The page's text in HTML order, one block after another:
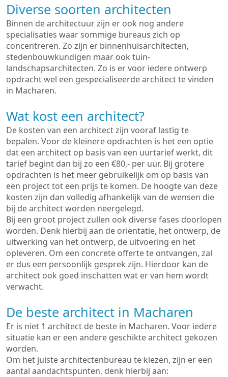
Diverse soorten architecten
Binnen de architectuur zijn er ook nog andere
specialisaties waar sommige bureaus zich op
concentreren. Zo zijn er binnenhuisarchitecten,
stedenbouwkundigen maar ook tuin-
landschapsarchitecten. Zo is er voor iedere ontwerp
opdracht wel een gespecialiseerde architect te vinden
in Macharen.
Wat kost een architect?
De kosten van een architect zijn vooraf lastig te
bepalen. Voor de kleinere opdrachten is het een optie
dat een architect op basis van een uurtarief werkt, dit
tarief begint dan bij zo een €80,- per uur. Bij grotere
opdrachten is het meer gebruikelijk om op basis van
een project tot een prijs te komen. De hoogte van deze
kosten zijn dan volledig afhankelijk van de wensen die
bij de architect worden neergelegd.
Bij een groot project zullen ook diverse fases doorlopen
worden. Denk hierbij aan de oriëntatie, het ontwerp, de
uitwerking van het ontwerp, de uitvoering en het
opleveren. Om een concrete offerte te ontvangen, zal
er dus een persoonlijk gesprek zijn. Hierdoor kan de
architect ook goed inschatten wat er van hem wordt
verwacht.
De beste architect in Macharen
Er is niet 1 architect de beste in Macharen. Voor iedere
situatie kan er een andere geschikte architect gekozen
worden.
Om het juiste architectenbureau te kiezen, zijn er een
aantal aandachtspunten, denk hierbij aan: